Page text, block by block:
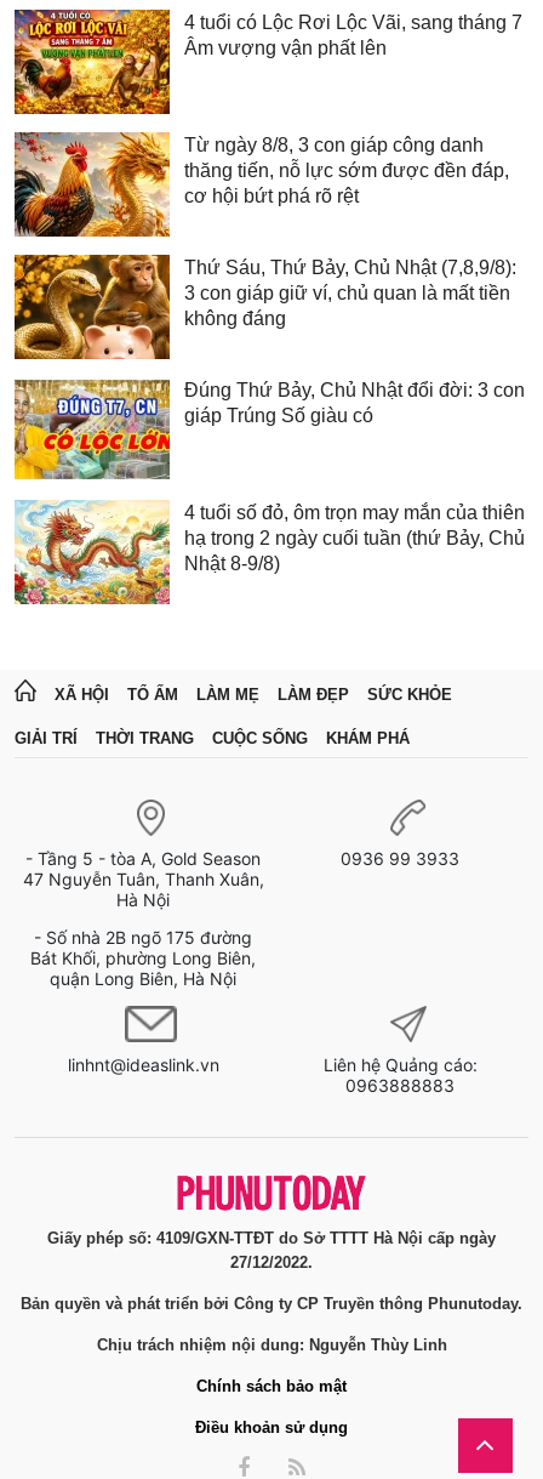
4 tuổi có Lộc Rơi Lộc Vãi, sang tháng 7
Âm vượng vận phất lên
Từ ngày 8/8, 3 con giáp công danh
thăng tiến, nỗ lực sớm được đền đáp,
cơ hội bứt phá rõ rệt
Thứ Sáu, Thứ Bảy, Chủ Nhật (7,8,9/8):
3 con giáp giữ ví, chủ quan là mất tiền
không đáng
Đúng Thứ Bảy, Chủ Nhật đổi đời: 3 con
giáp Trúng Số giàu có
4 tuổi số đỏ, ôm trọn may mắn của thiên
hạ trong 2 ngày cuối tuần (thứ Bảy, Chủ
Nhật 8-9/8)
XÃ HỘI TỔ ẤM LÀM MẸ LÀM ĐẸP SỨC KHỎE
GIẢI TRÍ THỜI TRANG CUỘC SỐNG KHÁM PHÁ
- Tầng 5 - tòa A, Gold Season
47 Nguyễn Tuân, Thanh Xuân,
Hà Nội
- Số nhà 2B ngõ 175 đường
Bát Khối, phường Long Biên,
quận Long Biên, Hà Nội
0936 99 3933
linhnt@ideaslink.vn
Liên hệ Quảng cáo:
0963888883
Giấy phép số: 4109/GXN-TTĐT do Sở TTTT Hà Nội cấp ngày
27/12/2022.
Bản quyền và phát triển bởi Công ty CP Truyền thông Phunutoday.
Chịu trách nhiệm nội dung: Nguyễn Thùy Linh
Chính sách bảo mật
Điều khoản sử dụng